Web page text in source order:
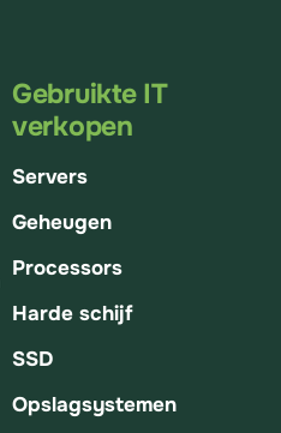
Gebruikte IT
verkopen
Servers
Geheugen
Processors
Harde schijf
SSD
Opslagsystemen